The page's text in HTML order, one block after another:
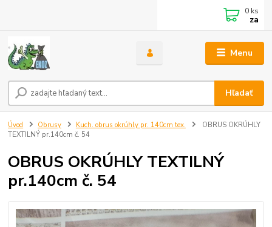
Menu
Hľadať
0 ks
za
Úvod Obrusy Kuch. obrus okrúhly pr. 140cm tex.
OBRUS OKRÚHLY
TEXTILNÝ pr.140cm č. 54
OBRUS OKRÚHLY TEXTILNÝ
pr.140cm č. 54